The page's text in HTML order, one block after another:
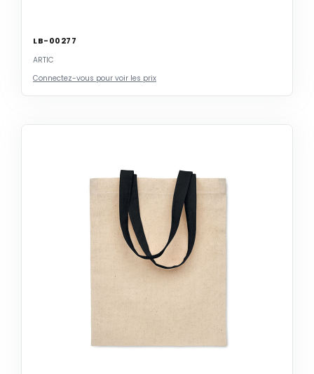
LB-00277
ARTIC
Connectez-vous pour voir les prix